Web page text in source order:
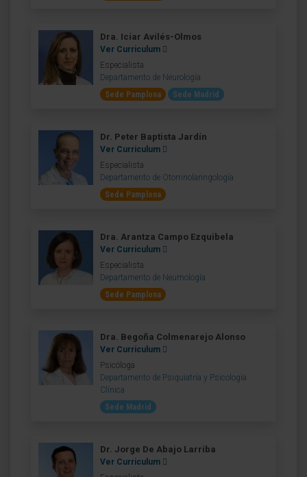
Dra. Icíar Avilés-Olmos
Ver Curriculum
Especialista
Departamento de Neurología
Sede Pamplona
Sede Madrid
Dr. Peter Baptista Jardín
Ver Curriculum
Especialista
Departamento de Otorrinolaringología
Sede Pamplona
Dra. Arantza Campo Ezquibela
Ver Curriculum
Especialista
Departamento de Neumología
Sede Pamplona
Dra. Begoña Colmenarejo Alonso
Ver Curriculum
Psicóloga
Departamento de Psiquiatría y Psicología
Clínica
Sede Madrid
Dr. Jorge De Abajo Larriba
Ver Curriculum